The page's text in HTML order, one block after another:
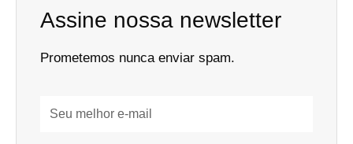
Assine nossa newsletter
Prometemos nunca enviar spam.